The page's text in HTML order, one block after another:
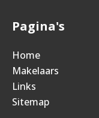
Pagina's
Home
Makelaars
Links
Sitemap